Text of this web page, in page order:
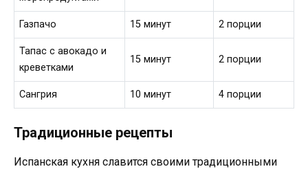
Газпачо 15 минут 2 порции
Тапас с авокадо и
креветками
15 минут 2 порции
Сангрия 10 минут 4 порции
Традиционные рецепты
Испанская кухня славится своими традиционными